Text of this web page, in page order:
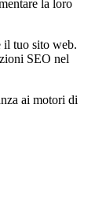
la loro
il tuo sito web.
SEO nel
ai motori di